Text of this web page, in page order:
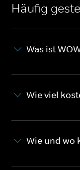
Häufig
Was ist
Wie viel
Wie und wo